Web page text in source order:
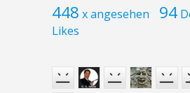
448 x angesehen 94
Likes